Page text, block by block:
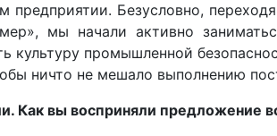
Безусловно,
мы начали активно
культуру промышленной
ничто не мешало выполнению
Как вы восприняли предложение